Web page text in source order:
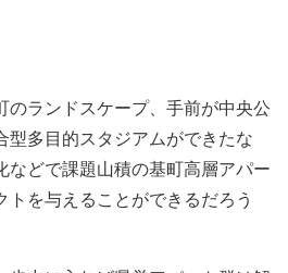
のランドスケープ、手前が中央公
型多目的スタジアムができたな
などで課題山積の基町高層アパー
トを与えることができるだろう